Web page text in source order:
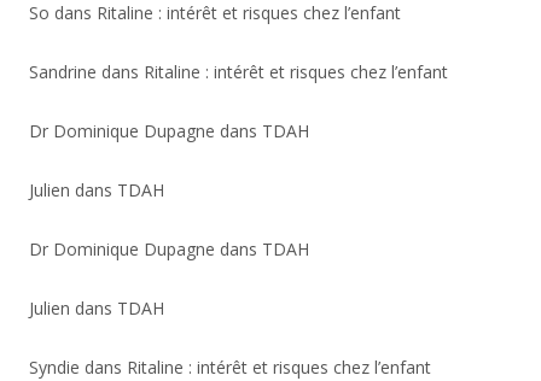
So dans Ritaline : intérêt et risques chez l’enfant
Sandrine dans Ritaline : intérêt et risques chez l’enfant
Dr Dominique Dupagne dans TDAH
Julien dans TDAH
Dr Dominique Dupagne dans TDAH
Julien dans TDAH
Syndie dans Ritaline : intérêt et risques chez l’enfant